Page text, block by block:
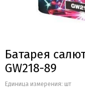
Бомбардир
УПЗ
Батарея
GW218-89
Единица измерения: шт